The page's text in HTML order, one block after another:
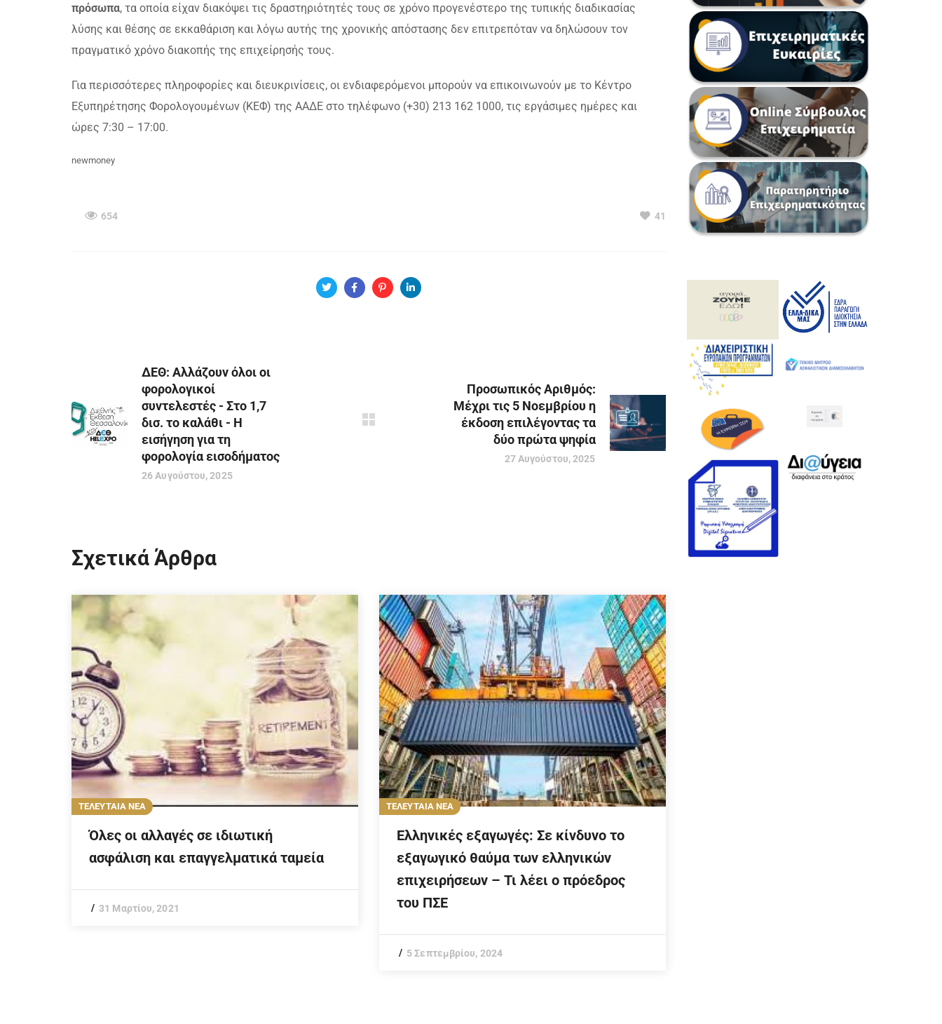
πρόσωπα, τα οποία είχαν διακόψει τις δραστηριότητές τους σε χρόνο προγενέστερο της τυπικής διαδικασίας
λύσης και θέσης σε εκκαθάριση και λόγω αυτής της χρονικής απόστασης δεν επιτρεπόταν να δηλώσουν τον
πραγματικό χρόνο διακοπής της επιχείρησής τους.
Για περισσότερες πληροφορίες και διευκρινίσεις, οι ενδιαφερόμενοι μπορούν να επικοινωνούν με το Κέντρο
Εξυπηρέτησης Φορολογουμένων (ΚΕΦ) της ΑΑΔΕ στο τηλέφωνο (+30) 213 162 1000, τις εργάσιμες ημέρες και
ώρες 7:30 – 17:00.
newmoney
654 41
ΔΕΘ: Αλλάζουν όλοι οι
φορολογικοί
συντελεστές - Στο 1,7
δισ. το καλάθι - Η
εισήγηση για τη
φορολογία εισοδήματος
26 Αυγούστου, 2025
Προσωπικός Αριθμός:
Μέχρι τις 5 Νοεμβρίου η
έκδοση επιλέγοντας τα
δύο πρώτα ψηφία
27 Αυγούστου, 2025
Σχετικά Άρθρα
ΤΕΛΕΥΤΑΙΑ ΝΕΑ
Όλες οι αλλαγές σε ιδιωτική
ασφάλιση και επαγγελματικά ταμεία
31 Μαρτίου, 2021
ΤΕΛΕΥΤΑΙΑ ΝΕΑ
Ελληνικές εξαγωγές: Σε κίνδυνο το
εξαγωγικό θαύμα των ελληνικών
επιχειρήσεων – Τι λέει ο πρόεδρος
του ΠΣΕ
5 Σεπτεμβρίου, 2024